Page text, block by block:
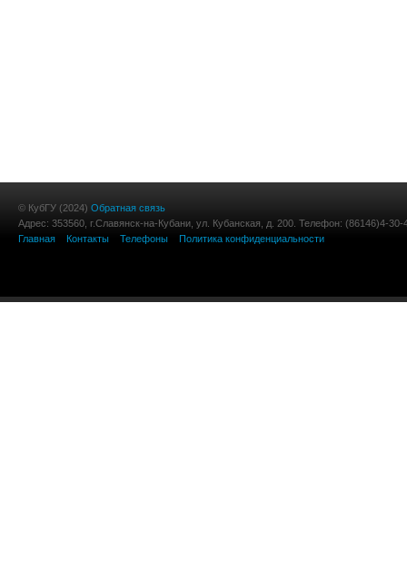
© КубГУ (2024) Обратная связь
Адрес: 353560, г.Славянск-на-Кубани, ул. Кубанская, д. 200. Телефон: (86146)4-30-
Главная
Контакты Телефоны Политика конфиденциальности